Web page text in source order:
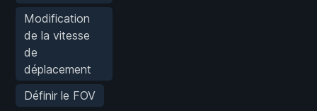
Modification
de la vitesse
de
déplacement
Définir le FOV